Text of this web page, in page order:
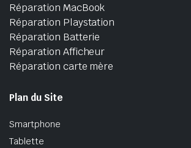
Réparation MacBook
Réparation Playstation
Réparation Batterie
Réparation Afficheur
Réparation carte mère
Plan du Site
Smartphone
Tablette